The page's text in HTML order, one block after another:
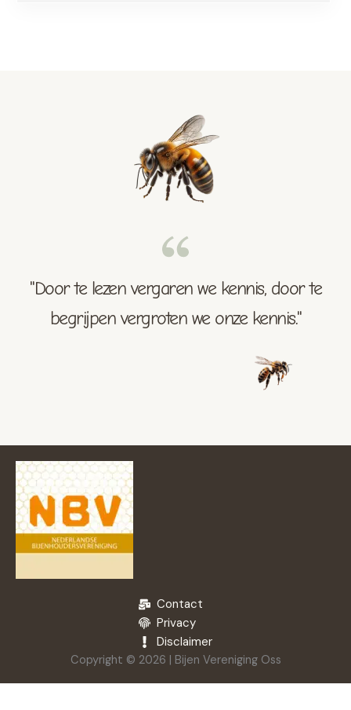
"Door te lezen vergaren we kennis, door te
begrijpen vergroten we onze kennis."
Contact
Privacy
Disclaimer
Copyright © 2026 | Bijen Vereniging Oss